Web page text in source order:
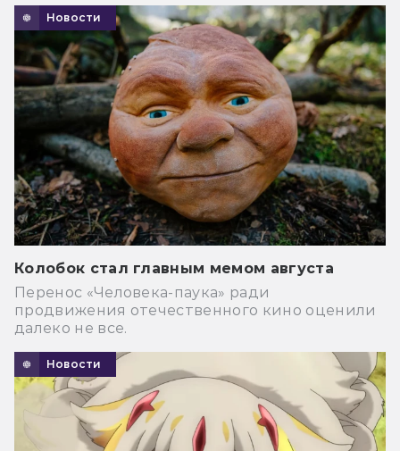
Новости
Колобок стал главным мемом августа
Перенос «Человека-паука» ради
продвижения отечественного кино оценили
далеко не все.
Новости